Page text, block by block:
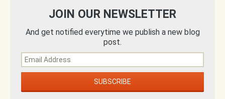
JOIN OUR NEWSLETTER
And get notified everytime we publish a new blog
post.